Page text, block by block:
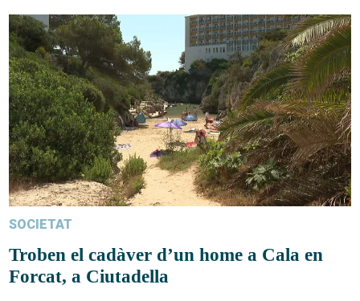
SOCIETAT
Troben el cadàver d’un home a Cala en
Forcat, a Ciutadella